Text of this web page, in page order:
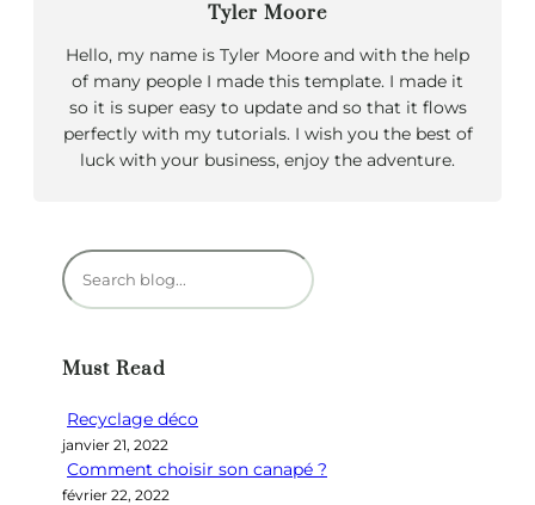
Tyler Moore
Hello, my name is Tyler Moore and with the help
of many people I made this template. I made it
so it is super easy to update and so that it flows
perfectly with my tutorials. I wish you the best of
luck with your business, enjoy the adventure.
R
e
e
c
h
e
Must Read
Recyclage déco
janvier 21, 2022
Comment choisir son canapé ?
février 22, 2022